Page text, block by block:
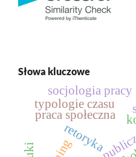
Słowa kluczowe
retoryka
praca społeczna
typologie czasu
socjologia pracy